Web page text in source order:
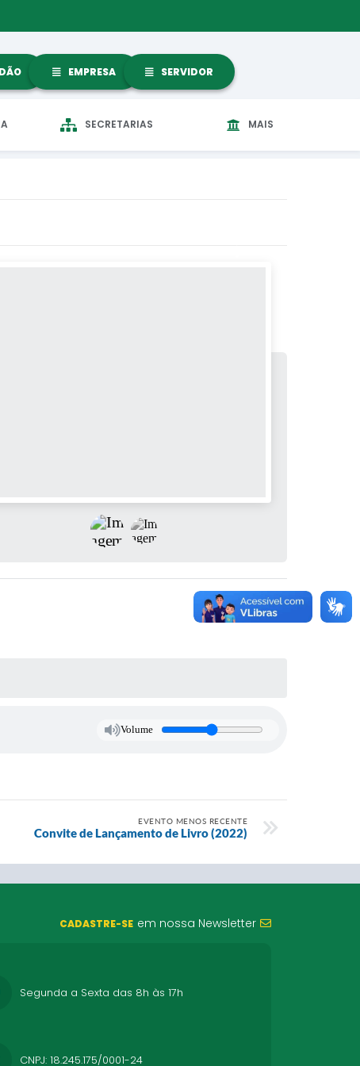
EMPRESA SERVIDOR
SECRETARIAS MAIS
Volume
EVENTO MENOS RECENTE
Convite de Lançamento de Livro (2022)
CADASTRE-SE em nossa Newsletter
Segunda a Sexta das 8h às 17h
CNPJ: 18.245.175/0001-24